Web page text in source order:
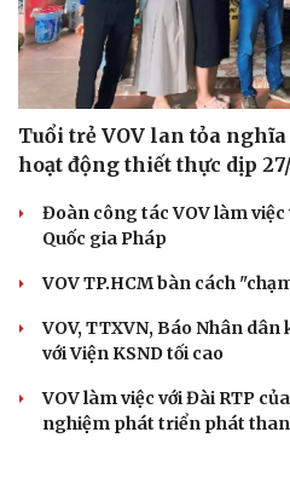
Tuổi trẻ VOV lan tỏa
hoạt động thiết thực dịp
Đoàn công tác VOV làm
Quốc gia Pháp
VOV TP.HCM bàn cách
VOV, TTXVN, Báo Nhân
với Viện KSND tối cao
VOV làm việc với Đài RTP
nghiệm phát triển phát